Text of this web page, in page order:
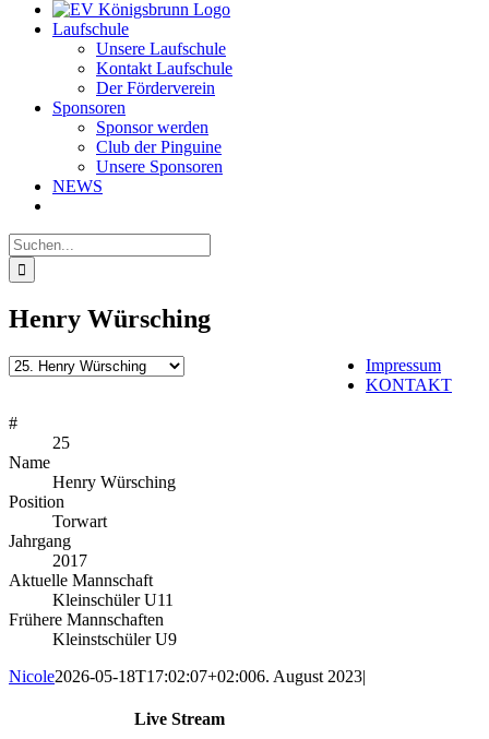
Laufschule
Unsere Laufschule
Kontakt Laufschule
Der Förderverein
Sponsoren
Sponsor werden
Club der Pinguine
Unsere Sponsoren
NEWS
Suche
nach:
Henry Würsching
#
25
Name
Henry Würsching
Position
Torwart
Jahrgang
2017
Aktuelle Mannschaft
Kleinschüler U11
Frühere Mannschaften
Kleinstschüler U9
Nicole2026-05-18T17:02:07+02:006. August 2023|
Live Stream
Impressum
KONTAKT